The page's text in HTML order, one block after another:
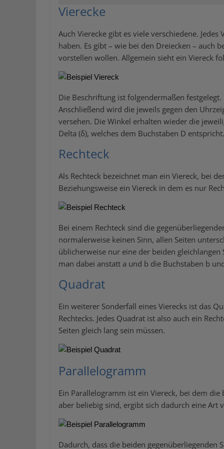
Vierecke
Auch Vierecke gibt es viele verschiedene.
haben. Es gibt – wie bei den Dreiecken – auch
vorstellen wollen. Allgemein sieht ein Viereck
Die Beschriftung ist folgendermaßen
Anschließend wird die jeweils gegen den
versehen. Die Winkel erhalten wieder die
Delta (δ), welches dem Buchstaben D entspricht.
Rechteck
Als Rechteck bezeichnet man ein Viereck, bei
Beziehungsweise ein Viereck in dem es nur
Bei einem Rechteck sind die
normalerweise keinen Sinn, allen Seiten
üblicherweise nur eine der beiden
man dabei anstatt a und b die Buchstaben b
Quadrat
Ein weiterer Sonderfall eines Vierecks ist das
Rechtecks. Jedes Quadrat ist also auch ein
Seiten gleich lang sein müssen.
Parallelogramm
Ein Parallelogramm ist ein Viereck, bei dem
aber beliebig sind, ergibt sich dadurch eine Art
Dadurch, dass die beiden gegenüberliegenden